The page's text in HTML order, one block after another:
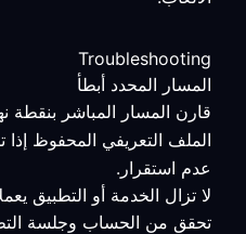
Troubleshooting
المسار المحدد أبطأ
قارن المسار المباشر بنقطة
الملف التعريفي المحفوظ
عدم استقرار.
لا تزال الخدمة أو التطبيق